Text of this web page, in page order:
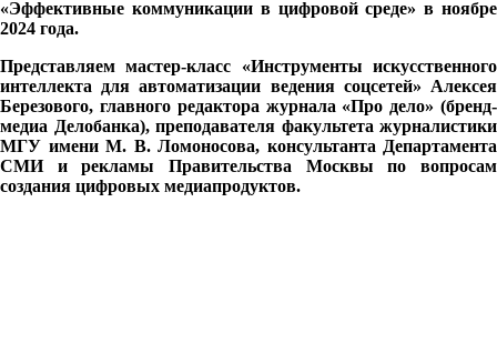
«Эффективные коммуникации в цифровой среде» в ноябре
2024 года.
Представляем мастер-класс «Инструменты искусственного
интеллекта для автоматизации ведения соцсетей» Алексея
Березового, главного редактора журнала «Про дело» (бренд-
медиа Делобанка), преподавателя факультета журналистики
МГУ имени М. В. Ломоносова, консультанта Департамента
СМИ и рекламы Правительства Москвы по вопросам
создания цифровых медиапродуктов.